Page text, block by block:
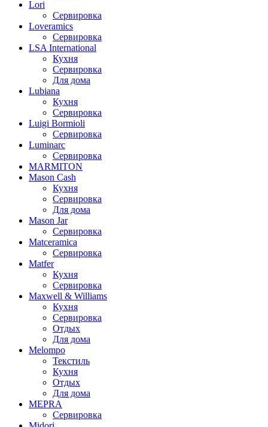
Lori
Сервировка
Loveramics
Сервировка
LSA International
Кухня
Сервировка
Для дома
Lubiana
Кухня
Сервировка
Luigi Bormioli
Сервировка
Luminarc
Сервировка
MARMITON
Mason Cash
Кухня
Сервировка
Для дома
Mason Jar
Сервировка
Matceramica
Сервировка
Matfer
Кухня
Сервировка
Maxwell & Williams
Кухня
Сервировка
Отдых
Для дома
Melompo
Текстиль
Кухня
Отдых
Для дома
MEPRA
Сервировка